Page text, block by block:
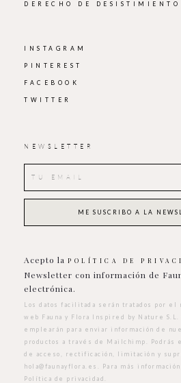
DERECHO DE DESISTIMIENTO
INSTAGRAM
PINTEREST
FACEBOOK
TWITTER
NEWSLETTER
Acepto la POLÍTICA DE
Newsletter con información de
electrónica.
Los datos facilitada serán tratados por el
web Fauna y Flora Inspired by Nature
emplearán para enviar información de
productos a través de Mailchimp. Podrás
de acceso, rectificación, limitación y
hola@faunayflora.es
. Para más
Política de privacidad